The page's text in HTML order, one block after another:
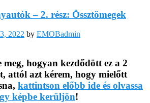
– 2. rész: Össztömegek
2022 by EMOBadmin
hogyan kezdődött ez a 2
attól azt kérem, hogy mielőtt
kattintson előbb ide és olvassa
képbe kerüljön!